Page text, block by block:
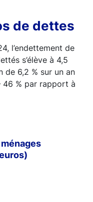
de dettes
l’endettement de
s’élève à 4,5
de 6,2 % sur un an
46 % par rapport à